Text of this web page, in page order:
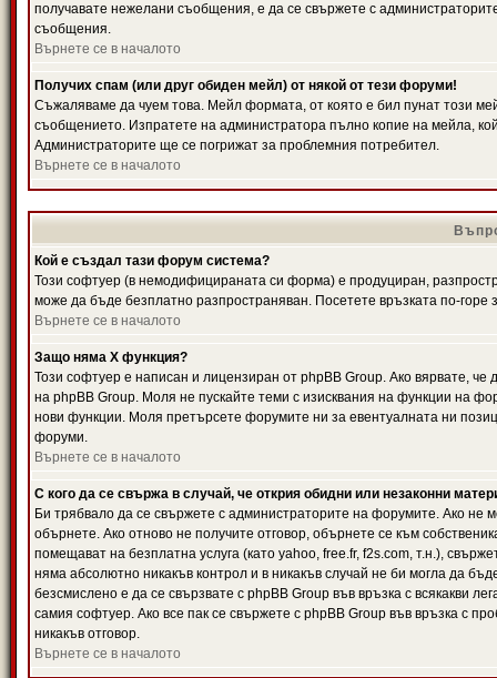
получавате нежелани съобщения, е да се свържете с
съобщения.
Върнете се в началото
Получих спам (или друг обиден мейл) от някой от тези форуми!
Съжаляваме да чуем това. Мейл формата, от която е бил пунат този
съобщението. Изпратете на администратора пълно копие на мейла,
Администраторите ще се погрижат за проблемния потребител.
Върнете се в началото
Кой е създал тази форум система?
Този софтуер (в немодифицираната си форма) е продуциран,
може да бъде безплатно разпространяван. Посетете връзката по-горе
Върнете се в началото
Защо няма X функция?
Този софтуер е написан и лицензиран от phpBB Group. Ако вярвате,
на phpBB Group. Моля не пускайте теми с изисквания на функции на
нови функции. Моля претърсете форумите ни за евентуалната ни
форуми.
Върнете се в началото
С кого да се свържа в случай, че открия обидни или незаконни
Би трябвало да се свържете с администраторите на форумите. Ако не
обърнете. Ако отново не получите отговор, обърнете се към
помещават на безплатна услуга (като yahoo, free.fr, f2s.com, т.н.),
няма абсолютно никакъв контрол и в никакъв случай не би могла да
безсмислено е да се свързвате с phpBB Group във връзка с всякакви
самия софтуер. Ако все пак се свържете с phpBB Group във връзка с
никакъв отговор.
Върнете се в началото